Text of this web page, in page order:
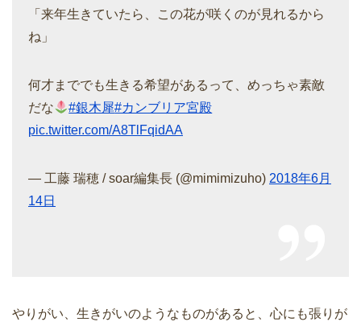
「来年生きていたら、この花が咲くのが見れるから
ね」
何才まででも生きる希望があるって、めっちゃ素敵
だな
#銀木犀#カンブリア宮殿
pic.twitter.com/A8TlFqidAA
— 工藤 瑞穂 / soar編集長 (@mimimizuho) 2018年6月
14日
やりがい、生きがいのようなものがあると、心にも張りが